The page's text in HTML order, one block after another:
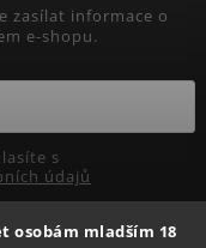
osobám mladším 18
zasílat informace o
e-shopu.
údajů